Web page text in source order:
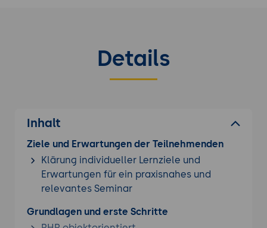
Formulare, Dateiupload, Beziehungen, Sicherheit,
Versand von E-Mails, Bootstrap Frontend,
Datenbanken (ORM Doctrine) und noch vieles
Es erwartet Sie ein praxisorientiertes Seminar, bei
dem Sie tief in alle Bereiche von Symfony
eindringen. Am Ende des Kurses nehmen Sie eine
komplette Symfony Anwendung mit, die Ihnen als
Vorlage für weitere Projekte dienen kann.
Bei Bedarf kann auch Symfony 5.4 LTS geschult
werden.
Details
Inhalt
Ziele und Erwartungen der Teilnehmenden
Klärung individueller Lernziele und
Erwartungen für ein praxisnahes und
relevantes Seminar
Grundlagen und erste Schritte